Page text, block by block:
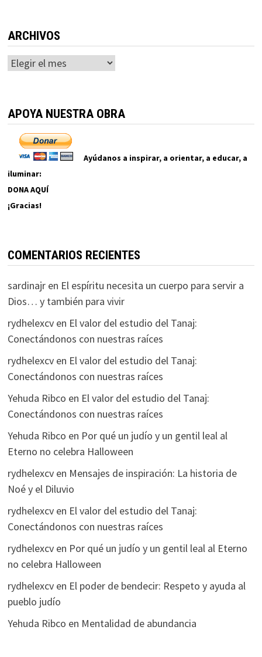
ARCHIVOS
Archivos
APOYA NUESTRA OBRA
Ayúdanos a inspirar, a orientar, a educar, a
iluminar:
DONA AQUÍ
¡Gracias!
COMENTARIOS RECIENTES
sardinajren El espíritu necesita un cuerpo para servir a
Dios… y también para vivir
rydhelexcven El valor del estudio del Tanaj:
Conectándonos con nuestras raíces
rydhelexcven El valor del estudio del Tanaj:
Conectándonos con nuestras raíces
Yehuda Ribco en El valor del estudio del Tanaj:
Conectándonos con nuestras raíces
Yehuda Ribco en Por qué un judío y un gentil leal al
Eterno no celebra Halloween
rydhelexcven Mensajes de inspiración: La historia de
Noé y el Diluvio
rydhelexcven El valor del estudio del Tanaj:
Conectándonos con nuestras raíces
rydhelexcven Por qué un judío y un gentil leal al Eterno
no celebra Halloween
rydhelexcven El poder de bendecir: Respeto y ayuda al
pueblo judío
Yehuda Ribco en Mentalidad de abundancia